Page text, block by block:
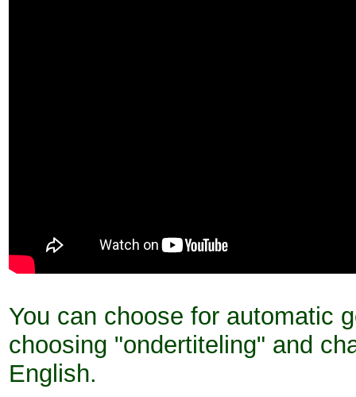
You can choose for automatic
choosing "ondertiteling" and
English.